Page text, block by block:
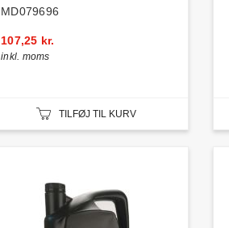
MD079696
107,25 kr.
inkl. moms
TILFØJ TIL KURV